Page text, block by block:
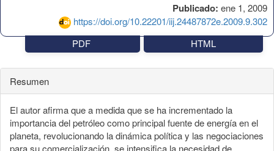
Publicado: ene 1, 2009
https://doi.org/10.22201/iij.24487872e.2009.9.302
PDF HTML
Resumen
El autor afirma que a medida que se ha incrementado la
importancia del petróleo como principal fuente de energía en el
planeta, revolucionando la dinámica política y las negociaciones
para su comercialización, se intensifica la necesidad de